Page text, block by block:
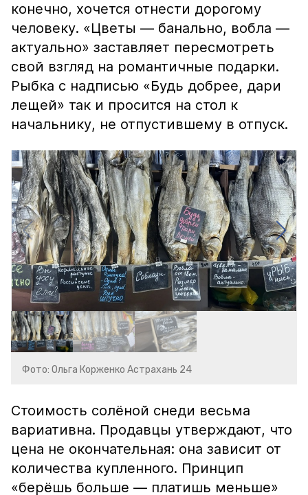
конечно, хочется отнести дорогому
человеку. «Цветы — банально, вобла —
актуально» заставляет пересмотреть
свой взгляд на романтичные подарки.
Рыбка с надписью «Будь добрее, дари
лещей» так и просится на стол к
начальнику, не отпустившему в отпуск.
Фото: Ольга Корженко Астрахань 24
Стоимость солёной снеди весьма
вариативна. Продавцы утверждают, что
цена не окончательная: она зависит от
количества купленного. Принцип
«берёшь больше — платишь меньше»